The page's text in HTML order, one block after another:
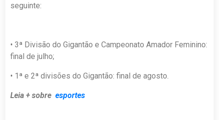
seguinte:
• 3ª Divisão do Gigantão e Campeonato Amador Feminino:
final de julho;
• 1ª e 2ª divisões do Gigantão: final de agosto.
Leia + sobre esportes